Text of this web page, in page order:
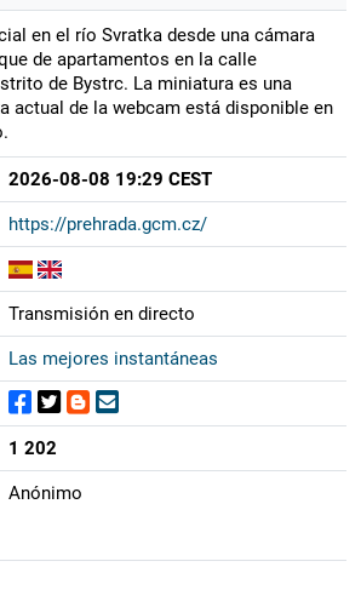
en el río Svratka desde una cámara
de apartamentos en la calle
de Bystrc. La miniatura es una
actual de la webcam está disponible en
2026-08-08 19:29 CEST
https://prehrada.gcm.cz/
Transmisión en directo
Las mejores instantáneas
1 202
Anónimo